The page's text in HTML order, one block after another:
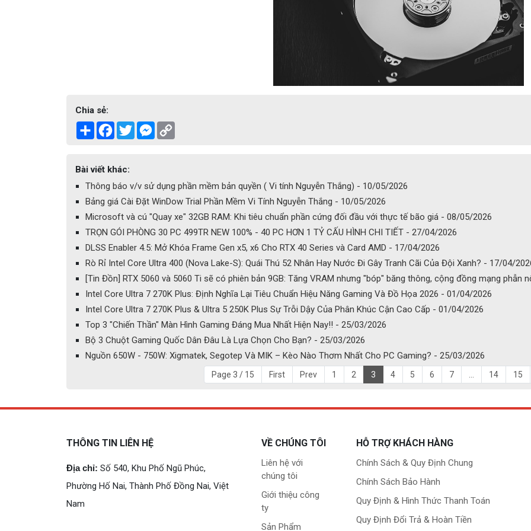
Chia sẻ:
Share Facebook
TwitterMessenger
Bài viết khác:
Thông báo v/v sử dụng phần mềm bản quyền ( Vi tính Nguyễn Thắng) - 10/05/2026
Bảng giá Cài Đặt WinDow Trial Phần Mềm Vi Tính Nguyễn Thắng - 10/05/2026
Microsoft và cú "Quay xe" 32GB RAM: Khi tiêu chuẩn phần cứng đối đầu với thực tế bão giá - 08/05/2026
TRỌN GÓI PHÒNG 30 PC 499TR NEW 100% - 40 PC HƠN 1 TỶ CẤU HÌNH CHI TIẾT - 27/04/2026
DLSS Enabler 4.5: Mở Khóa Frame Gen x5, x6 Cho RTX 40 Series và Card AMD - 17/04/2026
Rò Rỉ Intel Core Ultra 400 (Nova Lake-S): Quái Thú 52 Nhân Hay Nước Đi Gây Tranh Cãi Của Đội Xanh? - 17/04/
[Tin Đồn] RTX 5060 và 5060 Ti sẽ có phiên bản 9GB: Tăng VRAM nhưng "bóp" băng thông, cộng đồng mạng phẫn
Intel Core Ultra 7 270K Plus: Định Nghĩa Lại Tiêu Chuẩn Hiệu Năng Gaming Và Đồ Họa 2026 - 01/04/2026
Intel Core Ultra 7 270K Plus & Ultra 5 250K Plus Sự Trỗi Dậy Của Phân Khúc Cận Cao Cấp - 01/04/2026
Top 3 "Chiến Thần" Màn Hình Gaming Đáng Mua Nhất Hiện Nay!! - 25/03/2026
Bộ 3 Chuột Gaming Quốc Dân Đâu Là Lựa Chọn Cho Bạn? - 25/03/2026
Nguồn 650W - 750W: Xigmatek, Segotep Và MIK – Kèo Nào Thơm Nhất Cho PC Gaming? - 25/03/2026
Page 3 / 15 First Prev 1 2 3 4 5 6 7 14 15
THÔNG TIN LIÊN HỆ
Địa chỉ: Số 540, Khu Phố Ngũ Phúc,
Phường Hố Nai, Thành Phố Đồng Nai, Việt
Nam
VỀ CHÚNG TÔI
Liên hệ với
chúng tôi
Giới thiệu công
ty
Sản Phẩm
HỖ TRỢ KHÁCH HÀNG
Chính Sách & Quy Định Chung
Chính Sách Bảo Hành
Quy Định & Hình Thức Thanh Toán
Quy Định Đổi Trả & Hoàn Tiền